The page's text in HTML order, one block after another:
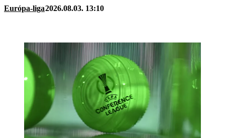
Európa-liga2026.08.03. 13:10